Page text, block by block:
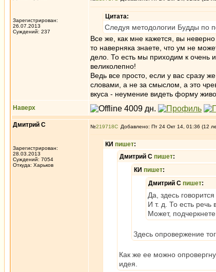
Зарегистрирован:
26.07.2013
Суждений: 237
Цитата:
Следуя методологии Будды по
Все же, как мне кажется, вы
то наверняка знаете, что ум не
дело. То есть мы приходим к очень
великолепно!
Ведь все просто, если у вас сразу
словами, а не за смыслом, а это
вкуса - неумение видеть форму
Наверх
Дмитрий С
Зарегистрирован:
28.03.2013
Суждений: 7054
Откуда: Харьков
№219718 Добавлено: Пт 24 Окт 14, 01:36 (12
КИ пишет:
Дмитрий С пишет:
КИ пишет:
Дмитрий С пишет:
Да, здесь
И т. д. То есть
Может,
Здесь опровержение
Как же ее можно
идея.